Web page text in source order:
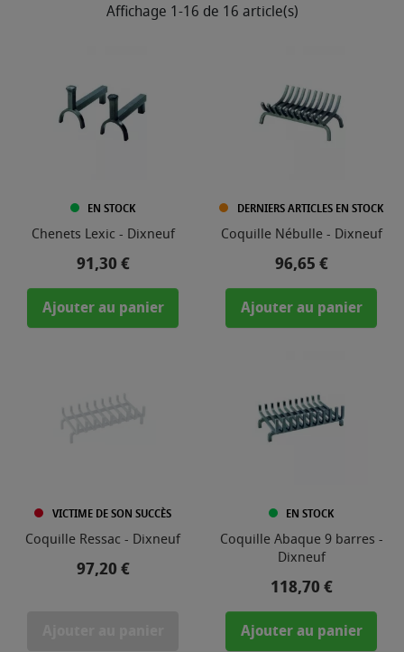
Affichage 1-16 de 16 article(s)
EN STOCK
Chenets Lexic - Dixneuf
Prix
91,30 €
Ajouter au panier
DERNIERS ARTICLES EN STOCK
Coquille Nébulle - Dixneuf
Prix
96,65 €
Ajouter au panier
VICTIME DE SON SUCCÈS
Coquille Ressac - Dixneuf
Prix
97,20 €
EN STOCK
Coquille Abaque 9 barres -
Dixneuf
Prix
118,70 €
Ajouter au panier